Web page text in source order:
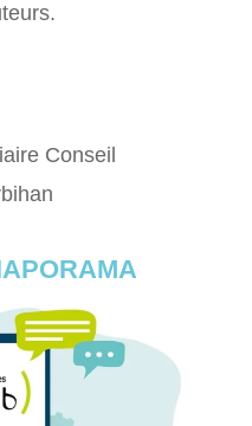
Conseil